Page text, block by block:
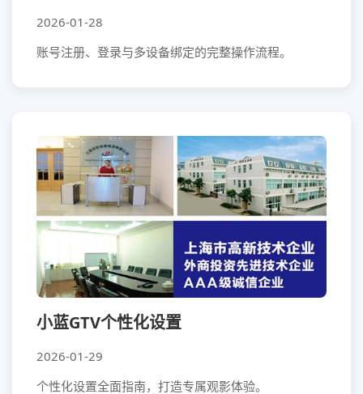
2026-01-28
账号注册、登录与多设备绑定的完整操作流程。
小蓝GTV个性化设置
2026-01-29
个性化设置全面指南，打造专属观影体验。